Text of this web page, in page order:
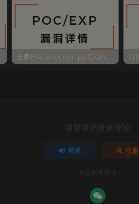
请登录后发表评论
登录 注册
社交账号登录